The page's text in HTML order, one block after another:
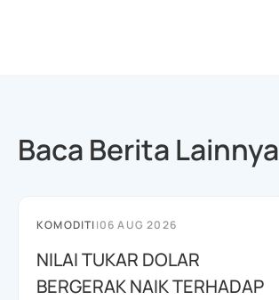
Baca Berita Lainnya
KOMODITI|06 AUG 2026
NILAI TUKAR DOLAR
BERGERAK NAIK TERHADAP